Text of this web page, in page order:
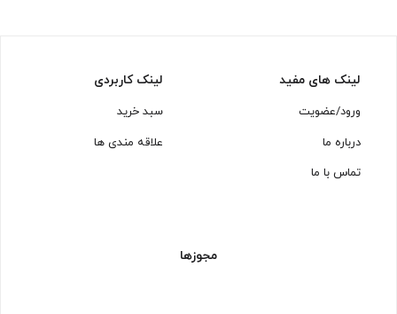
لینک های مفید
ورود/عضویت
درباره ما
تماس با ما
لینک کاربردی
سبد خرید
علاقه مندی ها
مجوزها